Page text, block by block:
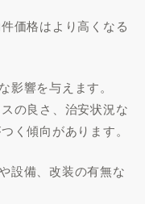
価格はより高くなる
影響を与えます。
の良さ、治安状況な
く傾向があります。
設備、改装の有無な